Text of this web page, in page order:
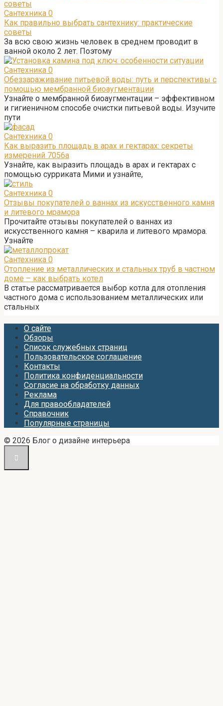
Сантехника 0
Как правильно выбрать сантехнику: практические
советы
За всю свою жизнь человек в среднем проводит в
ванной около 2 лет. Поэтому
Сантехника 0
Обеззараживание питьевой воды: путь и перспективы с
помощью мембранной биоаугментации
Узнайте о мембранной биоаугментации – эффективном
и гигиеничном способе очистки питьевой воды. Изучите
пути
Сантехника 0
Как выразить площадь в арах и гектарах: секреты
измерений 7056а
Узнайте, как выразить площадь в арах и гектарах с
помощью сурриката Мими и узнайте,
Сантехника 0
Отзывы покупателей о ваннах из искусственного камня
и литевого мрамора
Прочитайте отзывы покупателей о ваннах из
искусственного камня – кварила и литевого мрамора.
Узнайте
Сантехника 0
Отопление из металлических и стальных труб в частном
доме – как выбрать котел
В статье рассматривается выбор котла для отопления
частного дома с использованием металлических или
стальных
О сайте
Обзоры
Список служебных страниц
Пользовательское соглашение
Контакты
Политика конфиденциальности
Согласие на обработку данных
Реклама
Для правообладателей
Справочник
Популярные страницы
© 2026 Блог о дизайне интерьера